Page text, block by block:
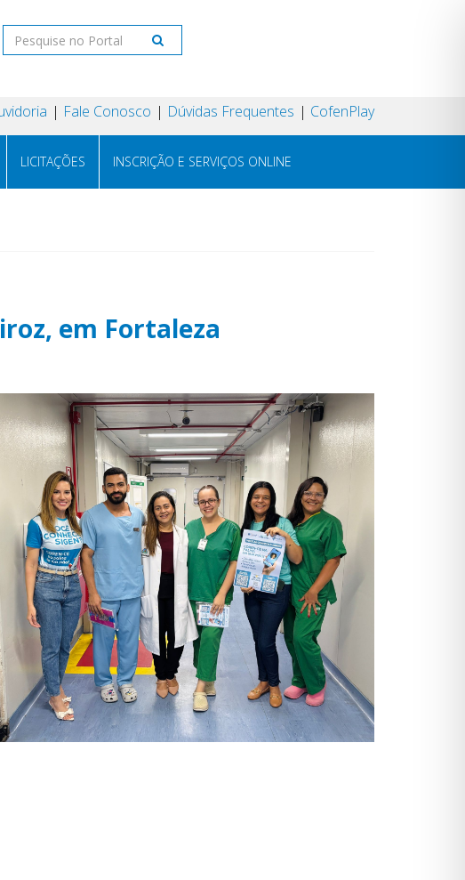
Fale Conosco Dúvidas Frequentes CofenPlay
LICITAÇÕES INSCRIÇÃO E SERVIÇOS ONLINE
em Fortaleza